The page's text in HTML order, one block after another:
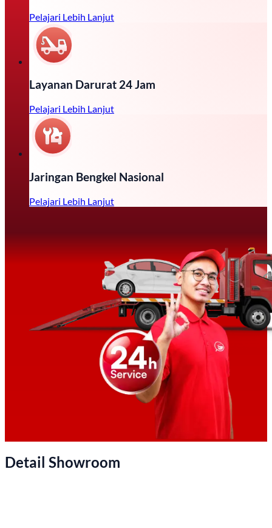
Pelajari Lebih Lanjut
Layanan Darurat 24 Jam
Pelajari Lebih Lanjut
Jaringan Bengkel Nasional
Pelajari Lebih Lanjut
Detail Showroom